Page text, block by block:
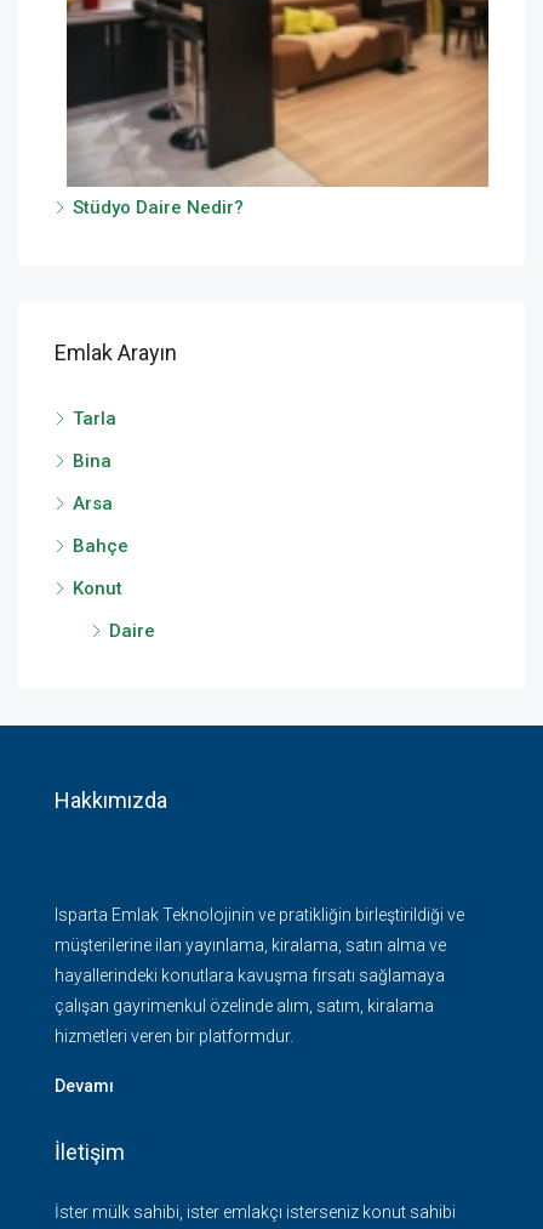
Stüdyo Daire Nedir?
Emlak Arayın
Tarla
Bina
Arsa
Bahçe
Konut
Daire
Hakkımızda
Isparta Emlak Teknolojinin ve pratikliğin birleştirildiği ve
müşterilerine ilan yayınlama, kiralama, satın alma ve
hayallerindeki konutlara kavuşma fırsatı sağlamaya
çalışan gayrimenkul özelinde alım, satım, kiralama
hizmetleri veren bir platformdur.
Devamı
İletişim
İster mülk sahibi, ister emlakçı isterseniz konut sahibi